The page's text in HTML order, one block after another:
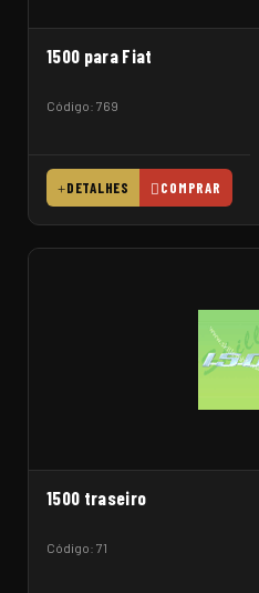
1500 para Fiat
Código: 769
DETALHES COMPRAR
1500 traseiro
Código: 71